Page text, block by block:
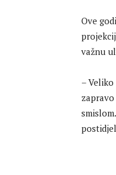
Ove
važnu
–